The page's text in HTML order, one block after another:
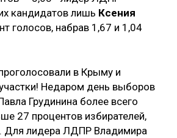
кандидатов лишь Ксения
голосов, набрав 1,67 и 1,04
в Крыму и
Недаром день выборов
Грудинина более всего
27 процентов избирателей,
Для лидера ЛДПР Владимира